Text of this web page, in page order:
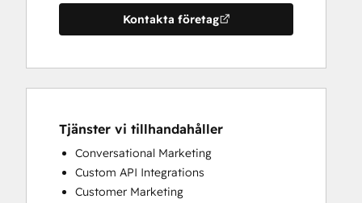
Kontakta företag
Tjänster vi tillhandahåller
Conversational Marketing
Custom API Integrations
Customer Marketing